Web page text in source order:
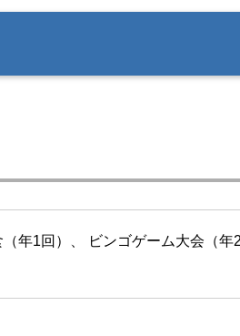
年1回）、 ビンゴゲーム大会（年2